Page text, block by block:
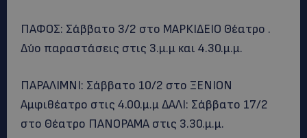
ΠΑΦΟΣ: Σάββατο 3/2 στο ΜΑΡΚΙΔΕΙΟ Θέατρο .
Δύο παραστάσεις στις 3.μ.μ και 4.30.μ.μ.
ΠΑΡΑΛΙΜΝΙ: Σάββατο 10/2 στο ΞΕΝΙΟΝ
Αμφιθέατρο στις 4.00.μ.μ ΔΑΛΙ: Σάββατο 17/2
στο Θέατρο ΠΑΝΟΡΑΜΑ στις 3.30.μ.μ.